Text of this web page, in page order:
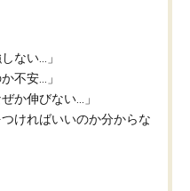
ない…」
不安…」
か伸びない…」
ければいいのか分からな